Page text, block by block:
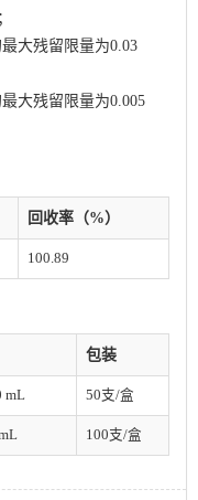
大残留限量为0.03
大残留限量为0.005
回收率（%）
100.89
包装
mL 50支/盒
100支/盒